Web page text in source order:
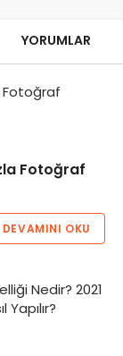
YORUMLAR
Fotoğraf
DEVAMINI OKU